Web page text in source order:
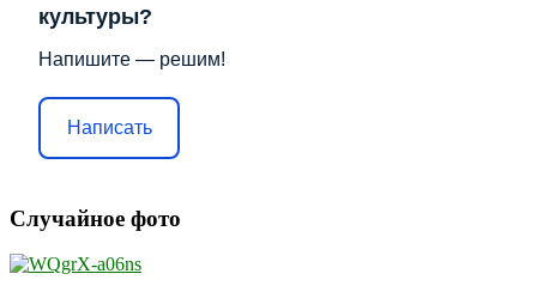
культуры?
Напишите — решим!
Написать
Случайное фото